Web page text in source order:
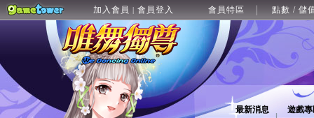
加入會員 | 會員登入 會員特區 點數 / 儲
最新消息 遊戲